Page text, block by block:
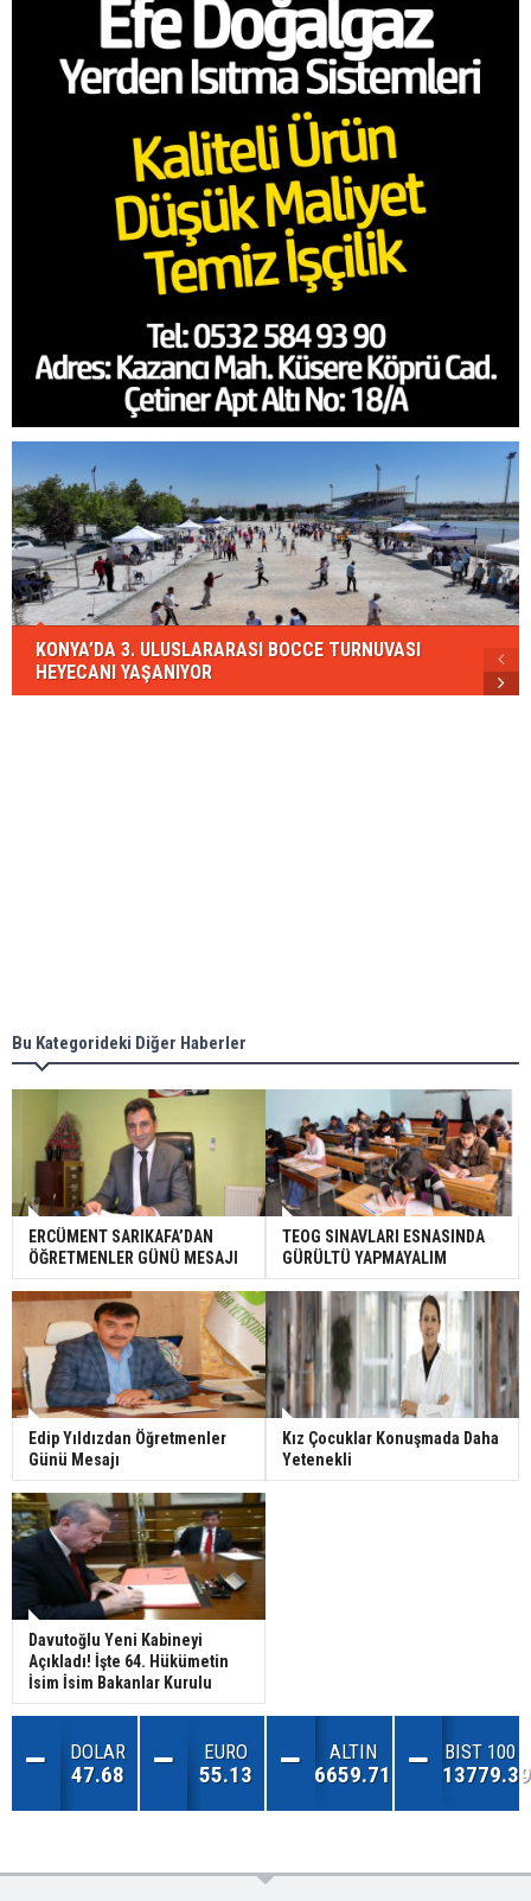
KONYA’DA 3. ULUSLARARASI BOCCE TURNUVASI
HEYECANI YAŞANIYOR
Bu Kategorideki Diğer Haberler
ERCÜMENT SARIKAFA’DAN
ÖĞRETMENLER GÜNÜ MESAJI
TEOG SINAVLARI ESNASINDA
GÜRÜLTÜ YAPMAYALIM
Edip Yıldızdan Öğretmenler
Günü Mesajı
Kız Çocuklar Konuşmada Daha
Yetenekli
Davutoğlu Yeni Kabineyi
Açıkladı! İşte 64. Hükümetin
İsim İsim Bakanlar Kurulu
DOLAR
47.68
EURO
55.13
ALTIN
6659.71
BIST 100
13779.39